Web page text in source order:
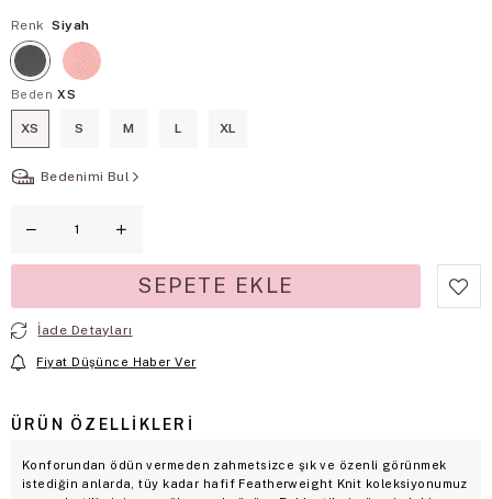
Renk Siyah
Beden XS
XS S M L XL
Bedenimi Bul
İade Detayları
Fiyat Düşünce Haber Ver
ÜRÜN ÖZELLIKLERI
Konforundan ödün vermeden zahmetsizce şık ve özenli görünmek
istediğin anlarda, tüy kadar hafif Featherweight Knit koleksiyonumuz